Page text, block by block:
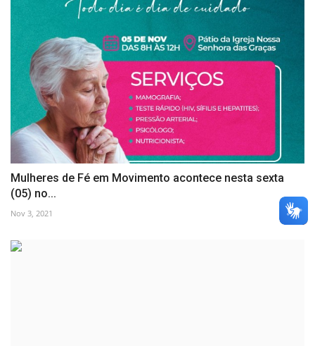
Mulheres de Fé em Movimento acontece nesta sexta
(05) no...
Nov 3, 2021